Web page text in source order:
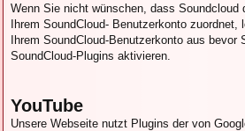
Wenn Sie nicht wünschen, dass Soundcloud
Ihrem SoundCloud- Benutzerkonto
Ihrem SoundCloud-Benutzerkonto aus bevor
SoundCloud-Plugins aktivieren.
YouTube
Unsere Webseite nutzt Plugins der von